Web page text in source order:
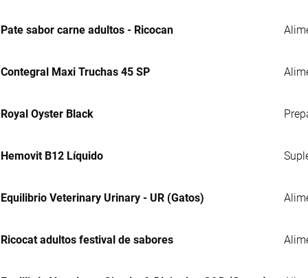
Pate sabor carne adultos - Ricocan
Contegral Maxi Truchas 45 SP
Royal Oyster Black
Hemovit B12 Líquido
Equilibrio Veterinary Urinary - UR (Gatos)
Ricocat adultos festival de sabores